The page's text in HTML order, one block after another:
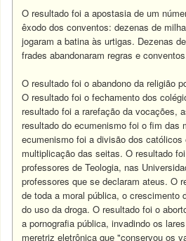
O resultado foi a apostasia de um
êxodo dos conventos: dezenas de
jogaram a batina às urtigas. Dezenas
frades abandonaram regras e
O resultado foi o abandono da religião
O resultado foi o fechamento dos
resultado foi a rarefação da vocações,
resultado do ecumenismo foi o fim das
ecumenismo foi a divisão dos
multiplicação das seitas. O resultado
professores de Teologia, nas
professores que se declaram ateus. O
de toda a moral pública, o crescimento
do uso da droga. O resultado foi o
a pornografia pública, invadindo os
meretriz eletrônica que "conservou os